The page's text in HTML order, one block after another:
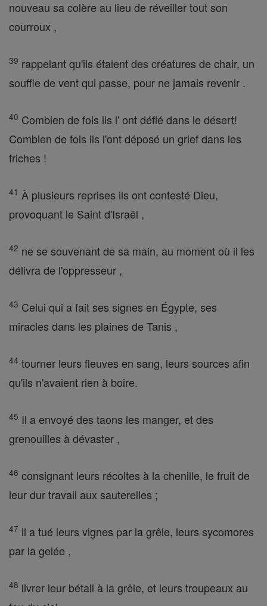
nouveau sa colère au lieu de réveiller tout son
courroux ,
39 rappelant qu'ils étaient des créatures de chair, un
souffle de vent qui passe, pour ne jamais revenir .
40 Combien de fois ils l' ont défié dans le désert!
Combien de fois ils l'ont déposé un grief dans les
friches !
41 À plusieurs reprises ils ont contesté Dieu,
provoquant le Saint d'Israël ,
42 ne se souvenant de sa main, au moment où il les
délivra de l'oppresseur ,
43 Celui qui a fait ses signes en Égypte, ses
miracles dans les plaines de Tanis ,
44 tourner leurs fleuves en sang, leurs sources afin
qu'ils n'avaient rien à boire.
45 Il a envoyé des taons les manger, et des
grenouilles à dévaster ,
46 consignant leurs récoltes à la chenille, le fruit de
leur dur travail aux sauterelles ;
47 il a tué leurs vignes par la grêle, leurs sycomores
par la gelée ,
48 livrer leur bétail à la grêle, et leurs troupeaux au